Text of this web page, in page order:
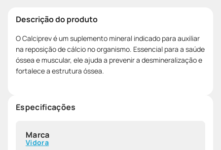
Descrição do produto
O Calciprev é um suplemento mineral indicado para auxiliar
na reposição de cálcio no organismo. Essencial para a saúde
óssea e muscular, ele ajuda a prevenir a desmineralização e
fortalece a estrutura óssea.
Especificações
Marca
Vidora